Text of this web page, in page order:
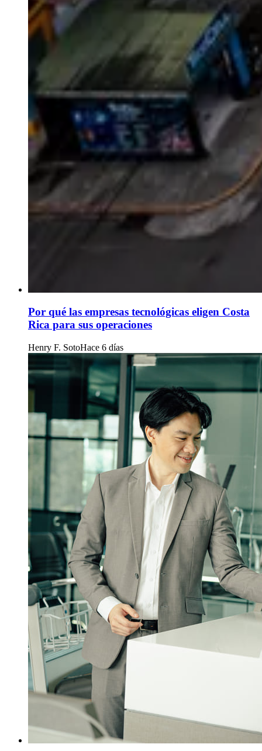
Por qué las empresas tecnológicas eligen Costa
Rica para sus operaciones
Henry F. SotoHace 6 días